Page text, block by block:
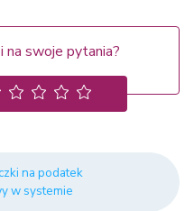
na swoje pytania?
na podatek
w systemie